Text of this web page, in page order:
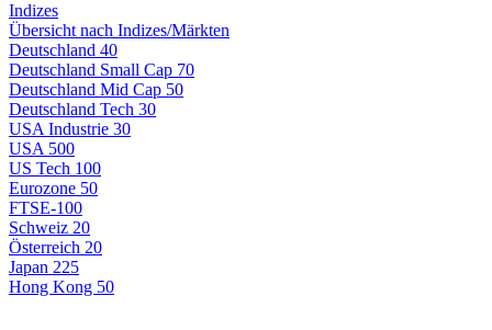
Indizes
Übersicht nach Indizes/Märkten
Deutschland 40
Deutschland Small Cap 70
Deutschland Mid Cap 50
Deutschland Tech 30
USA Industrie 30
USA 500
US Tech 100
Eurozone 50
FTSE-100
Schweiz 20
Österreich 20
Japan 225
Hong Kong 50